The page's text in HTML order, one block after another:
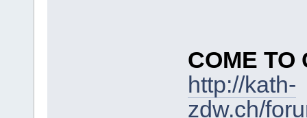
COME TO
http://kath-
zdw.ch/